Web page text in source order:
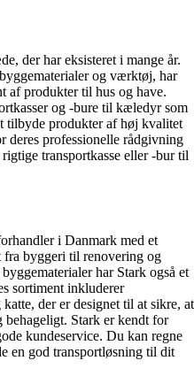
der har eksisteret i mange år.
og værktøj, har
af produkter til hus og have.
og -bure til kæledyr som
tilbyde produkter af høj kvalitet
deres professionelle rådgivning
transportkasse eller -bur til
i Danmark med et
byggeri til renovering og
har Stark også et
sortiment inkluderer
der er designet til at sikre, at
Stark er kendt for
kundeservice. Du kan regne
en god transportløsning til dit